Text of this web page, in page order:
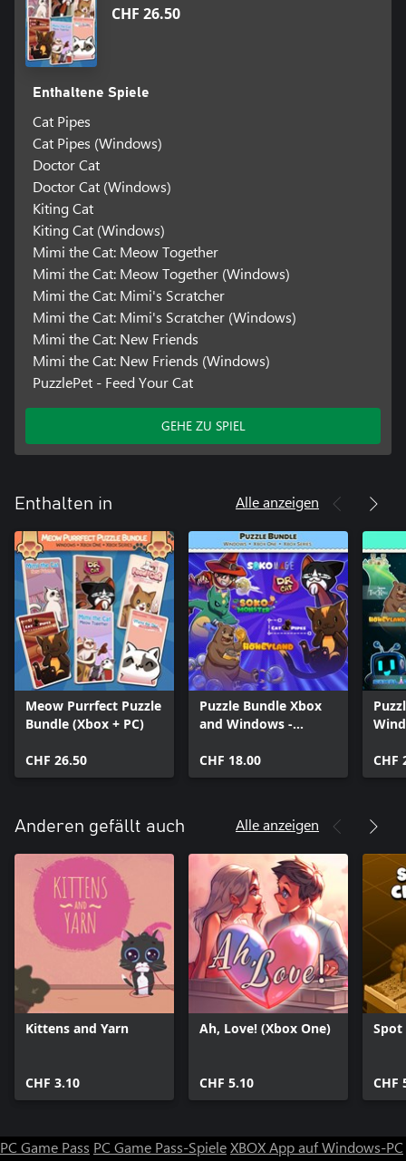
CHF 26.50
Enthaltene Spiele
Cat Pipes
Cat Pipes (Windows)
Doctor Cat
Doctor Cat (Windows)
Kiting Cat
Kiting Cat (Windows)
Mimi the Cat: Meow Together
Mimi the Cat: Meow Together (Windows)
Mimi the Cat: Mimi's Scratcher
Mimi the Cat: Mimi's Scratcher (Windows)
Mimi the Cat: New Friends
Mimi the Cat: New Friends (Windows)
PuzzlePet - Feed Your Cat
GEHE ZU SPIEL
Enthalten in Alle anzeigen
Meow Purrfect Puzzle
Bundle (Xbox + PC)
CHF 26.50
Puzzle Bundle Xbox
and Windows -
Sokomage,
Sokomonster and
CHF 18.00
Cat
CHF
Anderen gefällt auch Alle anzeigen
Kittens and Yarn
CHF 3.10
Ah, Love! (Xbox One)
CHF 5.10
Spot
CHF
PC Game Pass PC Game Pass-SpieleXBOX App auf Windows-PC